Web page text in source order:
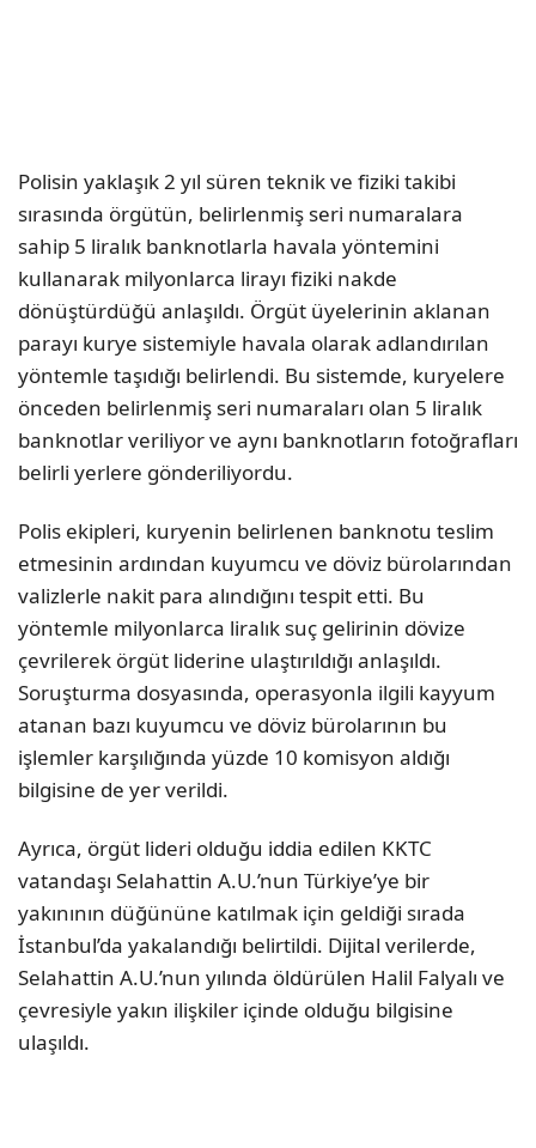
Polisin yaklaşık 2 yıl süren teknik ve fiziki takibi
sırasında örgütün, belirlenmiş seri numaralara
sahip 5 liralık banknotlarla havala yöntemini
kullanarak milyonlarca lirayı fiziki nakde
dönüştürdüğü anlaşıldı. Örgüt üyelerinin aklanan
parayı kurye sistemiyle havala olarak adlandırılan
yöntemle taşıdığı belirlendi. Bu sistemde, kuryelere
önceden belirlenmiş seri numaraları olan 5 liralık
banknotlar veriliyor ve aynı banknotların fotoğrafları
belirli yerlere gönderiliyordu.
Polis ekipleri, kuryenin belirlenen banknotu teslim
etmesinin ardından kuyumcu ve döviz bürolarından
valizlerle nakit para alındığını tespit etti. Bu
yöntemle milyonlarca liralık suç gelirinin dövize
çevrilerek örgüt liderine ulaştırıldığı anlaşıldı.
Soruşturma dosyasında, operasyonla ilgili kayyum
atanan bazı kuyumcu ve döviz bürolarının bu
işlemler karşılığında yüzde 10 komisyon aldığı
bilgisine de yer verildi.
Ayrıca, örgüt lideri olduğu iddia edilen KKTC
vatandaşı Selahattin A.U.’nun Türkiye’ye bir
yakınının düğününe katılmak için geldiği sırada
İstanbul’da yakalandığı belirtildi. Dijital verilerde,
Selahattin A.U.’nun yılında öldürülen Halil Falyalı ve
çevresiyle yakın ilişkiler içinde olduğu bilgisine
ulaşıldı.